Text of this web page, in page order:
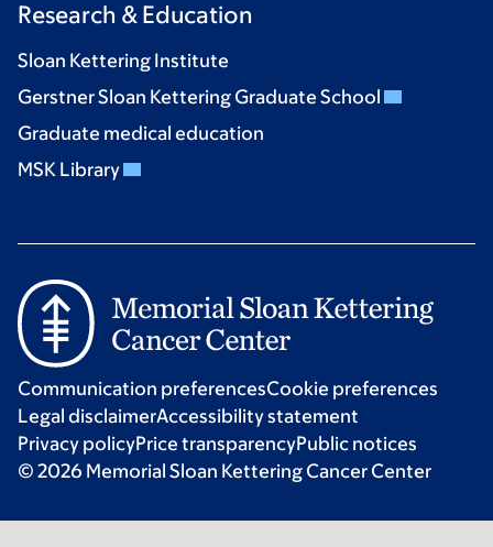
Research & Education
Sloan Kettering Institute
Gerstner Sloan Kettering Graduate School
Graduate medical education
MSK Library
Communication preferencesCookie preferences
Legal disclaimerAccessibility statement
Privacy policyPrice transparencyPublic notices
© 2026 Memorial Sloan Kettering Cancer Center